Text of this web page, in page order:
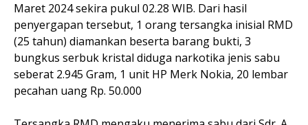
Maret 2024 sekira pukul 02.28 WIB. Dari hasil
penyergapan tersebut, 1 orang tersangka inisial RMD
(25 tahun) diamankan beserta barang bukti, 3
bungkus serbuk kristal diduga narkotika jenis sabu
seberat 2.945 Gram, 1 unit HP Merk Nokia, 20 lembar
pecahan uang Rp. 50.000